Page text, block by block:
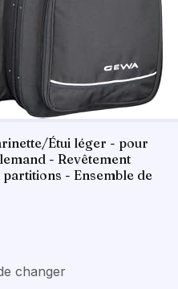
Étui léger - pour
- Revêtement
- Ensemble de
changer